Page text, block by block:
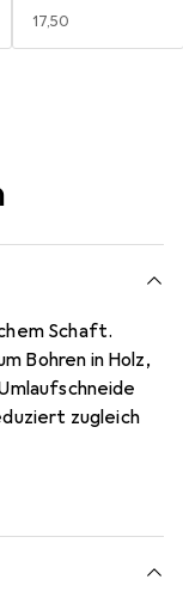
EUR
17,50
Schaft.
Bohren in Holz,
zugleich